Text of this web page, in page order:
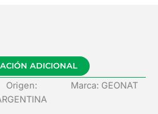
ADICIONAL
Origen:
Marca: GEONAT